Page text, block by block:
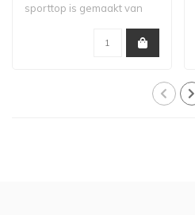
sporttop is gemaakt van